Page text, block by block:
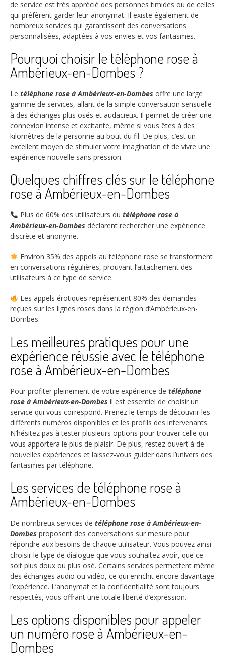
de service est très apprécié des personnes timides ou de celles
qui préfèrent garder leur anonymat. Il existe également de
nombreux services qui garantissent des conversations
personnalisées, adaptées à vos envies et vos fantasmes.
Pourquoi choisir le téléphone rose à
Ambérieux-en-Dombes ?
Le téléphone rose à Ambérieux-en-Dombes offre une large
gamme de services, allant de la simple conversation sensuelle
à des échanges plus osés et audacieux. Il permet de créer une
connexion intense et excitante, même si vous êtes à des
kilomètres de la personne au bout du fil. De plus, c’est un
excellent moyen de stimuler votre imagination et de vivre une
expérience nouvelle sans pression.
Quelques chiffres clés sur le téléphone
rose à Ambérieux-en-Dombes
Plus de 60% des utilisateurs du téléphone rose à
Ambérieux-en-Dombes déclarent rechercher une expérience
discrète et anonyme.
Environ 35% des appels au téléphone rose se transforment
en conversations régulières, prouvant l’attachement des
utilisateurs à ce type de service.
Les appels érotiques représentent 80% des demandes
reçues sur les lignes roses dans la région d’Ambérieux-en-
Dombes.
Les meilleures pratiques pour une
expérience réussie avec le téléphone
rose à Ambérieux-en-Dombes
Pour profiter pleinement de votre expérience de téléphone
rose à Ambérieux-en-Dombes il est essentiel de choisir un
service qui vous correspond. Prenez le temps de découvrir les
différents numéros disponibles et les profils des intervenants.
N’hésitez pas à tester plusieurs options pour trouver celle qui
vous apportera le plus de plaisir. De plus, restez ouvert à de
nouvelles expériences et laissez-vous guider dans l’univers des
fantasmes par téléphone.
Les services de téléphone rose à
Ambérieux-en-Dombes
De nombreux services de téléphone rose à Ambérieux-en-
Dombes proposent des conversations sur mesure pour
répondre aux besoins de chaque utilisateur. Vous pouvez ainsi
choisir le type de dialogue que vous souhaitez avoir, que ce
soit plus doux ou plus osé. Certains services permettent même
des échanges audio ou vidéo, ce qui enrichit encore davantage
l’expérience. L’anonymat et la confidentialité sont toujours
respectés, vous offrant une totale liberté d’expression.
Les options disponibles pour appeler
un numéro rose à Ambérieux-en-
Dombes